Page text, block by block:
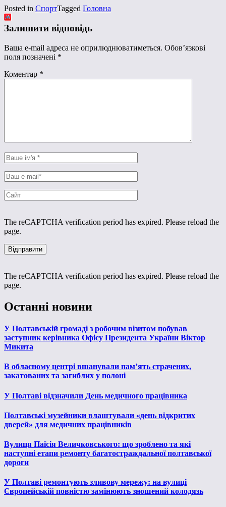
Posted in СпортTagged Головна
Залишити відповідь
Ваша e-mail адреса не оприлюднюватиметься. Обов’язкові
поля позначені *
Коментар *
The reCAPTCHA verification period has expired. Please reload the
page.
The reCAPTCHA verification period has expired. Please reload the
page.
Останні новини
У Полтавській громаді з робочим візитом побував
заступник керівника Офісу Президента України Віктор
Микита
В обласному центрі вшанували пам’ять страчених,
закатованих та загиблих у полоні
У Полтаві відзначили День медичного працівника
Полтавські музейники влаштували «день відкритих
дверей» для медичних працівників
Вулиця Паїсія Величковського: що зроблено та які
наступні етапи ремонту багатостраждальної полтавської
дороги
У Полтаві ремонтують зливову мережу: на вулиці
Європейській повністю замінюють зношений колодязь